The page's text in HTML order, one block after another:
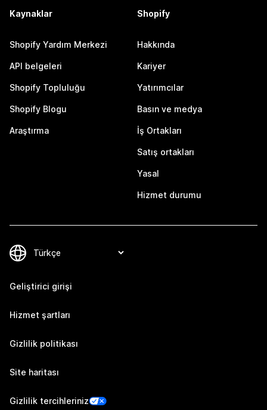
Kaynaklar
Shopify Yardım Merkezi
API belgeleri
Shopify Topluluğu
Shopify Blogu
Araştırma
Shopify
Hakkında
Kariyer
Yatırımcılar
Basın ve medya
İş Ortakları
Satış ortakları
Yasal
Hizmet durumu
Geliştirici girişi
Hizmet şartları
Gizlilik politikası
Site haritası
Gizlilik tercihleriniz